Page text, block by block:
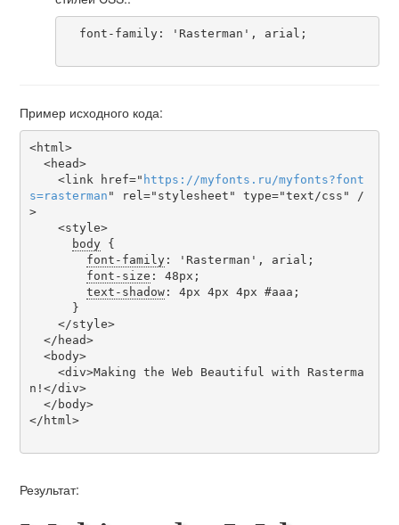
Пример исходного кода:
<html>
    <link href="
https ://myfonts . ru /myfonts?font
s=rasterman " rel="stylesheet" type="text/css" /
>
body {
font-family: 'Rasterman', arial;
font-size : 48px;
text-shadow: 4px 4px 4px #aaa;
n!</div>
</html>
Результат: